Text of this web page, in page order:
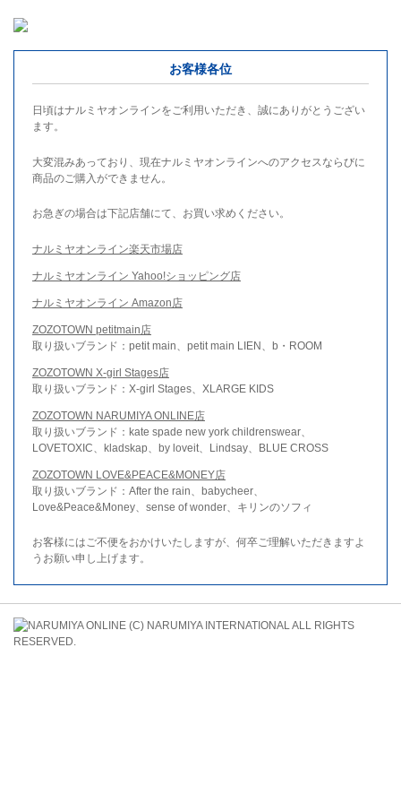
お客様各位
日頃はナルミヤオンラインをご利用いただき、誠にありがとうござい
ます。
大変混みあっており、現在ナルミヤオンラインへのアクセスならびに
商品のご購入ができません。
お急ぎの場合は下記店舗にて、お買い求めください。
ナルミヤオンライン楽天市場店
ナルミヤオンライン Yahoo!ショッピング店
ナルミヤオンライン Amazon店
ZOZOTOWN petitmain店
取り扱いブランド：petit main、petit main LIEN、b・ROOM
ZOZOTOWN X-girl Stages店
取り扱いブランド：X-girl Stages、XLARGE KIDS
ZOZOTOWN NARUMIYA ONLINE店
取り扱いブランド：kate spade new york childrenswear、
LOVETOXIC、kladskap、by loveit、Lindsay、BLUE CROSS
ZOZOTOWN LOVE&PEACE&MONEY店
取り扱いブランド：After the rain、babycheer、
Love&Peace&Money、sense of wonder、キリンのソフィ
お客様にはご不便をおかけいたしますが、何卒ご理解いただきますよ
うお願い申し上げます。